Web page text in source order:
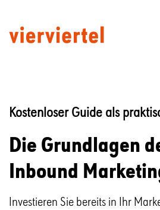
Kostenloser Guide als
Die Grundlagen
Inbound
Investieren Sie bereits in Ihr